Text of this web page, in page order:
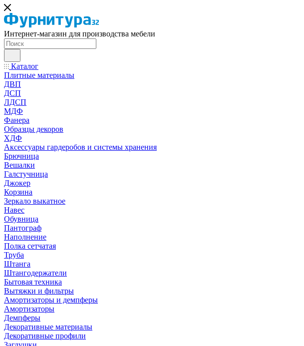
Интернет-магазин для производства мебели
Каталог
Плитные материалы
ДВП
ДСП
ЛДСП
МДФ
Фанера
Образцы декоров
ХДФ
Аксессуары гардеробов и системы хранения
Брючница
Вешалки
Галстучница
Джокер
Корзина
Зеркало выкатное
Навес
Обувница
Пантограф
Наполнение
Полка сетчатая
Труба
Штанга
Штангодержатели
Бытовая техника
Вытяжки и фильтры
Амортизаторы и демпферы
Амортизаторы
Демпферы
Декоративные материалы
Декоративные профили